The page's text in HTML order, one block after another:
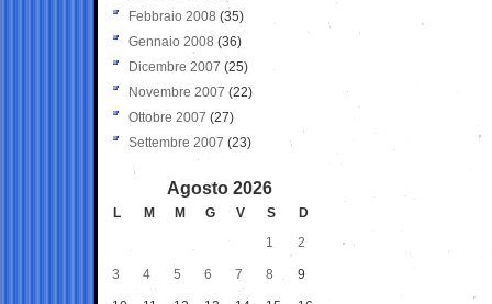
Febbraio 2008 (35)
Gennaio 2008 (36)
Dicembre 2007 (25)
Novembre 2007 (22)
Ottobre 2007 (27)
Settembre 2007 (23)
Agosto 2026
L M M G V S
D
1
2
3 4 5 6 7 8 9